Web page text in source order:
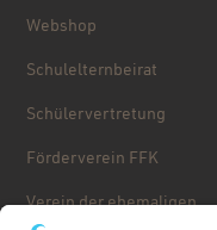
Webshop
Schulelternbeirat
Schülervertretung
Förderverein FFK
Verein der ehemaligen ...